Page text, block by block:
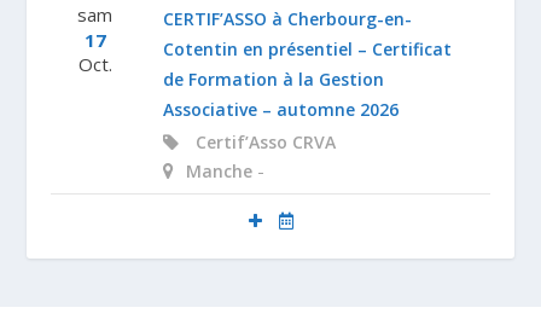
sam
17
Oct.
CERTIF’ASSO à Cherbourg-en-
Cotentin en présentiel – Certificat
de Formation à la Gestion
Associative – automne 2026
Certif’Asso CRVA
Manche -